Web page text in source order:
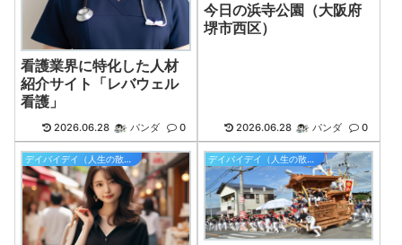
看護業界に特化した人材
紹介サイト「レバウェル
看護」
2026.06.28 パンダ 0
今日の浜寺公園（大阪府
堺市西区）
2026.06.28 パンダ 0
デイバイデイ（人生の散歩道） デイバイデイ（人生の散歩道）